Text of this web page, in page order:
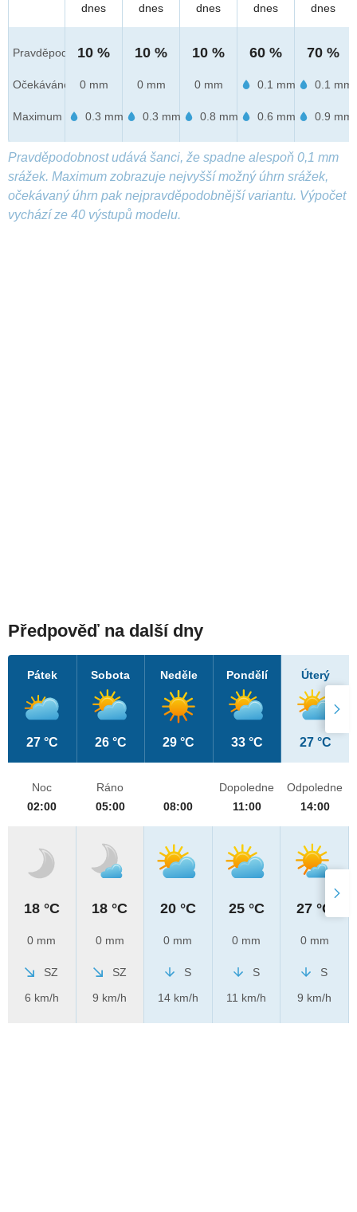
Pravděpod.
Očekáváno
Maximum
dnes
10 %
0 mm
0.3 mm
dnes
10 %
0 mm
0.3 mm
dnes
10 %
0 mm
0.8 mm
dnes
60 %
0.1 mm
0.6 mm
dnes
70 %
0.1 mm
0.9 mm
Pravděpodobnost udává šanci, že spadne alespoň 0,1 mm
srážek. Maximum zobrazuje nejvyšší možný úhrn srážek,
očekávaný úhrn pak nejpravděpodobnější variantu. Výpočet
vychází ze 40 výstupů modelu.
Předpověď na další dny
Pátek
27 °C
Sobota
26 °C
Neděle
29 °C
Pondělí
33 °C
Úterý
27 °C
Noc
02:00
18 °C
0 mm
SZ
6 km/h
Ráno
05:00
18 °C
0 mm
SZ
9 km/h
08:00
20 °C
0 mm
S
14 km/h
Dopoledne
11:00
25 °C
0 mm
S
11 km/h
Odpoledne
14:00
27 °C
0 mm
S
9 km/h